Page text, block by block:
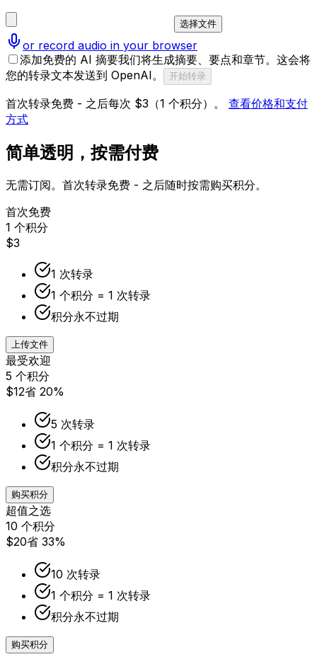
选择文件
or record audio in your browser
添加免费的 AI 摘要我们将生成摘要、要点和章节。这会将
您的转录文本发送到 OpenAI。
开始转录
首次转录免费 - 之后每次 $3（1 个积分）。
查看价格和支付
方式
简单透明，按需付费
无需订阅。首次转录免费 - 之后随时按需购买积分。
首次免费
1 个积分
$3
1 次转录
1 个积分 = 1 次转录
积分永不过期
上传文件
最受欢迎
5 个积分
$12省 20%
5 次转录
1 个积分 = 1 次转录
积分永不过期
购买积分
超值之选
10 个积分
$20省 33%
10 次转录
1 个积分 = 1 次转录
积分永不过期
购买积分